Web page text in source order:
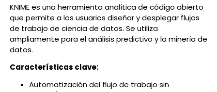
KNIME es una herramienta analítica de código abierto
que permite a los usuarios diseñar y desplegar flujos
de trabajo de ciencia de datos. Se utiliza
ampliamente para el análisis predictivo y la minería de
datos.
Características clave:
Automatización del flujo de trabajo sin